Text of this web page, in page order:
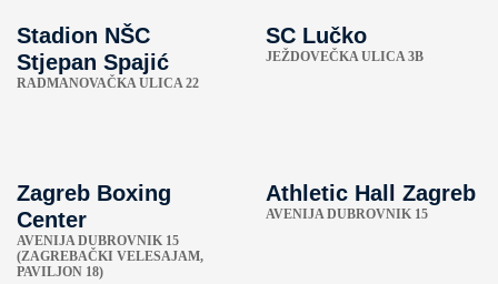
Stadion NŠC
Stjepan Spajić
RADMANOVAČKA ULICA 22
SC Lučko
JEŽDOVEČKA ULICA 3B
Zagreb Boxing
Center
AVENIJA DUBROVNIK 15
(ZAGREBAČKI VELESAJAM,
PAVILJON 18)
Athletic Hall Zagreb
AVENIJA DUBROVNIK 15